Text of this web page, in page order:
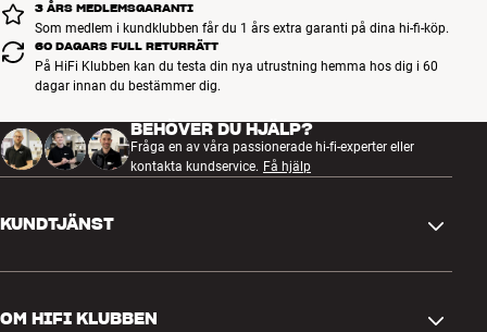
3 ÅRS MEDLEMSGARANTI
Som medlem i kundklubben får du 1 års extra garanti på dina hi-fi-köp.
60 DAGARS FULL RETURRÄTT
På HiFi Klubben kan du testa din nya utrustning hemma hos dig i 60
dagar innan du bestämmer dig.
BEHÖVER DU HJÄLP?
Fråga en av våra passionerade hi-fi-experter eller
kontakta kundservice. Få hjälp
KUNDTJÄNST
OM HIFI KLUBBEN